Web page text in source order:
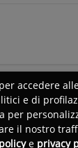
Hard rock
accedere
e di
per
il nostro
e privacy